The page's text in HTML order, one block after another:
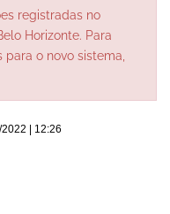
registradas no
Horizonte. Para
o novo sistema,
| 12:26